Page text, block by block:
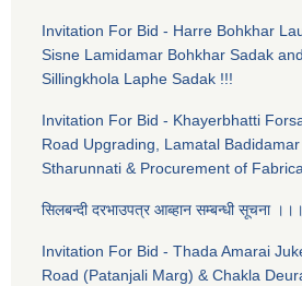
Invitation For Bid - Harre Bohkhar
Sisne Lamidamar Bohkhar Sadak
Sillingkhola Laphe Sadak !!!
Invitation For Bid - Khayerbhatti
Road Upgrading, Lamatal
Stharunnati & Procurement of
सिलबन्दी दरभाउपत्र आब्हान सम्बन्धी सूचना ।।।
Invitation For Bid - Thada Amarai
Road (Patanjali Marg) & Chakla